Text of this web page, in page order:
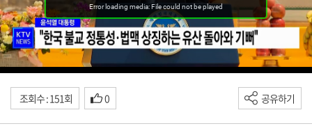
조회수 : 151회 0 공유하기